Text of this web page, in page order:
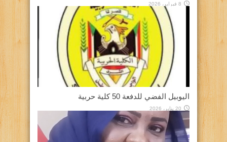
8 فبراير، 2026
اليوبيل الفضي للدفعة 50 كلية حربية
20 يناير، 2026